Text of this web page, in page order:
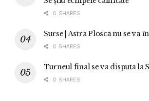
0 SHARES
Surse | Astra Plosca nu se va
0 SHARES
Turneul final se va disputa la
0 SHARES